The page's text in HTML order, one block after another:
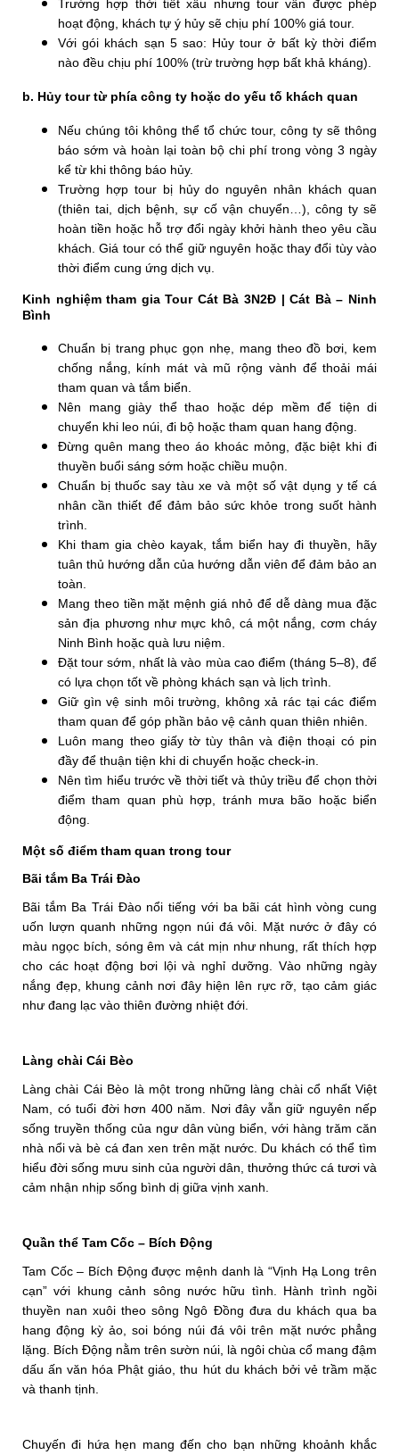
Trường hợp thời tiết xấu nhưng tour vẫn được phép
hoạt động, khách tự ý hủy sẽ chịu phí 100% giá tour.
Với gói khách sạn 5 sao: Hủy tour ở bất kỳ thời điểm
nào đều chịu phí 100% (trừ trường hợp bất khả kháng).
b. Hủy tour từ phía công ty hoặc do yếu tố khách quan
Nếu chúng tôi không thể tổ chức tour, công ty sẽ thông
báo sớm và hoàn lại toàn bộ chi phí trong vòng 3 ngày
kể từ khi thông báo hủy.
Trường hợp tour bị hủy do nguyên nhân khách quan
(thiên tai, dịch bệnh, sự cố vận chuyển…), công ty sẽ
hoàn tiền hoặc hỗ trợ đổi ngày khởi hành theo yêu cầu
khách. Giá tour có thể giữ nguyên hoặc thay đổi tùy vào
thời điểm cung ứng dịch vụ.
Kinh nghiệm tham gia Tour Cát Bà 3N2Đ | Cát Bà – Ninh
Bình
Chuẩn bị trang phục gọn nhẹ, mang theo đồ bơi, kem
chống nắng, kính mát và mũ rộng vành để thoải mái
tham quan và tắm biển.
Nên mang giày thể thao hoặc dép mềm để tiện di
chuyển khi leo núi, đi bộ hoặc tham quan hang động.
Đừng quên mang theo áo khoác mỏng, đặc biệt khi đi
thuyền buổi sáng sớm hoặc chiều muộn.
Chuẩn bị thuốc say tàu xe và một số vật dụng y tế cá
nhân cần thiết để đảm bảo sức khỏe trong suốt hành
trình.
Khi tham gia chèo kayak, tắm biển hay đi thuyền, hãy
tuân thủ hướng dẫn của hướng dẫn viên để đảm bảo an
toàn.
Mang theo tiền mặt mệnh giá nhỏ để dễ dàng mua đặc
sản địa phương như mực khô, cá một nắng, cơm cháy
Ninh Bình hoặc quà lưu niệm.
Đặt tour sớm, nhất là vào mùa cao điểm (tháng 5–8), để
có lựa chọn tốt về phòng khách sạn và lịch trình.
Giữ gìn vệ sinh môi trường, không xả rác tại các điểm
tham quan để góp phần bảo vệ cảnh quan thiên nhiên.
Luôn mang theo giấy tờ tùy thân và điện thoại có pin
đầy để thuận tiện khi di chuyển hoặc check-in.
Nên tìm hiểu trước về thời tiết và thủy triều để chọn thời
điểm tham quan phù hợp, tránh mưa bão hoặc biển
động.
Một số điểm tham quan trong tour
Bãi tắm Ba Trái Đào
Bãi tắm Ba Trái Đào nổi tiếng với ba bãi cát hình vòng cung
uốn lượn quanh những ngọn núi đá vôi. Mặt nước ở đây có
màu ngọc bích, sóng êm và cát mịn như nhung, rất thích hợp
cho các hoạt động bơi lội và nghỉ dưỡng. Vào những ngày
nắng đẹp, khung cảnh nơi đây hiện lên rực rỡ, tạo cảm giác
như đang lạc vào thiên đường nhiệt đới.
Làng chài Cái Bèo
Làng chài Cái Bèo là một trong những làng chài cổ nhất Việt
Nam, có tuổi đời hơn 400 năm. Nơi đây vẫn giữ nguyên nếp
sống truyền thống của ngư dân vùng biển, với hàng trăm căn
nhà nổi và bè cá đan xen trên mặt nước. Du khách có thể tìm
hiểu đời sống mưu sinh của người dân, thưởng thức cá tươi và
cảm nhận nhịp sống bình dị giữa vịnh xanh.
Quần thể Tam Cốc – Bích Động
Tam Cốc – Bích Động được mệnh danh là “Vịnh Hạ Long trên
cạn” với khung cảnh sông nước hữu tình. Hành trình ngồi
thuyền nan xuôi theo sông Ngô Đồng đưa du khách qua ba
hang động kỳ ảo, soi bóng núi đá vôi trên mặt nước phẳng
lặng. Bích Động nằm trên sườn núi, là ngôi chùa cổ mang đậm
dấu ấn văn hóa Phật giáo, thu hút du khách bởi vẻ trầm mặc
và thanh tịnh.
Chuyến đi hứa hẹn mang đến cho bạn những khoảnh khắc